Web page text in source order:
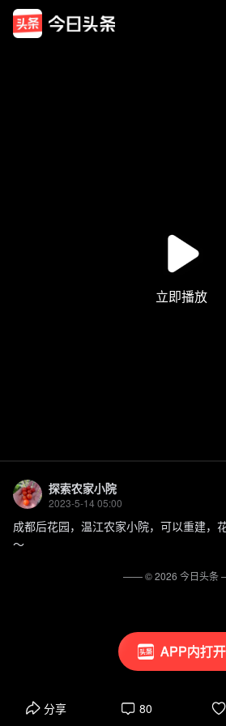
APP内打开
探索农家小院
2023-5-14 05:00
成都后花园，温江农家小院，可以重建，
～
分享 80
—— ©2026 今日头条